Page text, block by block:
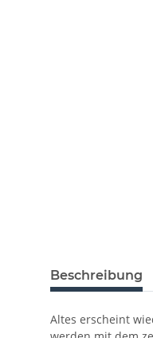
Beschreibung
Altes erscheint